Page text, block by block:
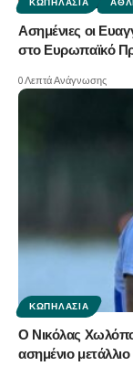
ΚΩΠΗΛΑΣΊΑ
Ασημένιες οι
στο Ευρωπαϊκό
0 Λεπτά Ανάγνωσης
ΚΩΠΗΛΑΣΊΑ
Ο Νικόλας
ασημένιο